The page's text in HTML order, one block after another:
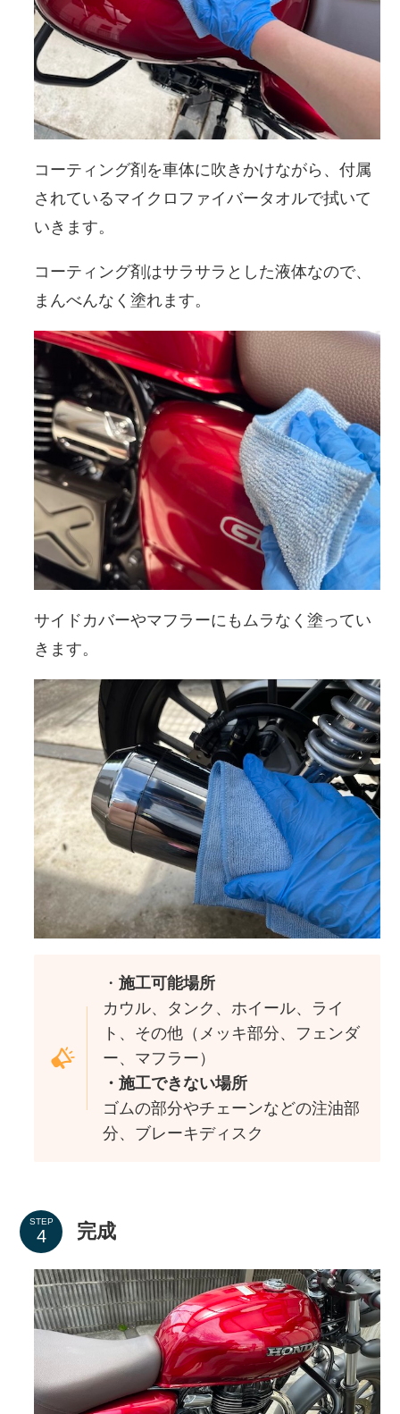
コーティング剤を車体に吹きかけながら、付属
されているマイクロファイバータオルで拭いて
いきます。
コーティング剤はサラサラとした液体なので、
まんべんなく塗れます。
サイドカバーやマフラーにもムラなく塗ってい
きます。
・ 施工可能場所
カウル、タンク、ホイール、ライ
ト、その他（メッキ部分、フェンダ
ー、マフラー）
・施工できない場所
ゴムの部分やチェーンなどの注油部
分、ブレーキディスク
STEP 完成